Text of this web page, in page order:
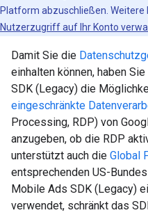
Platform abzuschließen.
Nutzerzugriff auf Ihr Konto
Damit Sie die
einhalten können, haben
SDK (Legacy) die
eingeschränkte
Processing, RDP) von
anzugeben, ob die RDP
unterstützt auch die Global
entsprechenden US-
Mobile Ads SDK (Legacy)
verwendet, schränkt das